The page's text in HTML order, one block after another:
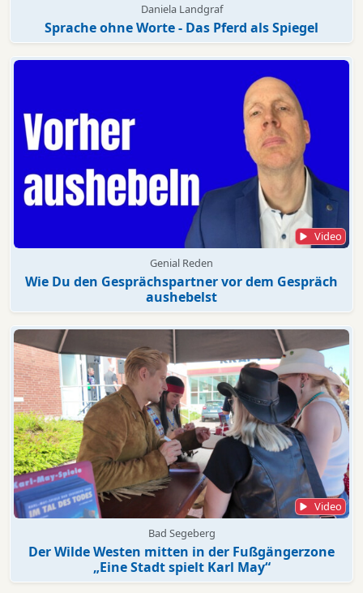
Daniela Landgraf
Sprache ohne Worte - Das Pferd als Spiegel
Video
Genial Reden
Wie Du den Gesprächspartner vor dem Gespräch
aushebelst
Video
Bad Segeberg
Der Wilde Westen mitten in der Fußgängerzone
„Eine Stadt spielt Karl May“